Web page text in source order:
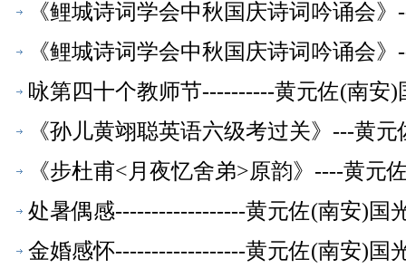
《鲤城诗词学会中秋国庆诗词吟诵会
《鲤城诗词学会中秋国庆诗词吟诵会
咏第四十个教师节----------黄元佐(南安
《孙儿黄翊聪英语六级考过关》---黄
《步杜甫<月夜忆舍弟>原韵》----黄元
处暑偶感------------------黄元佐(南安)国
金婚感怀------------------黄元佐(南安)国